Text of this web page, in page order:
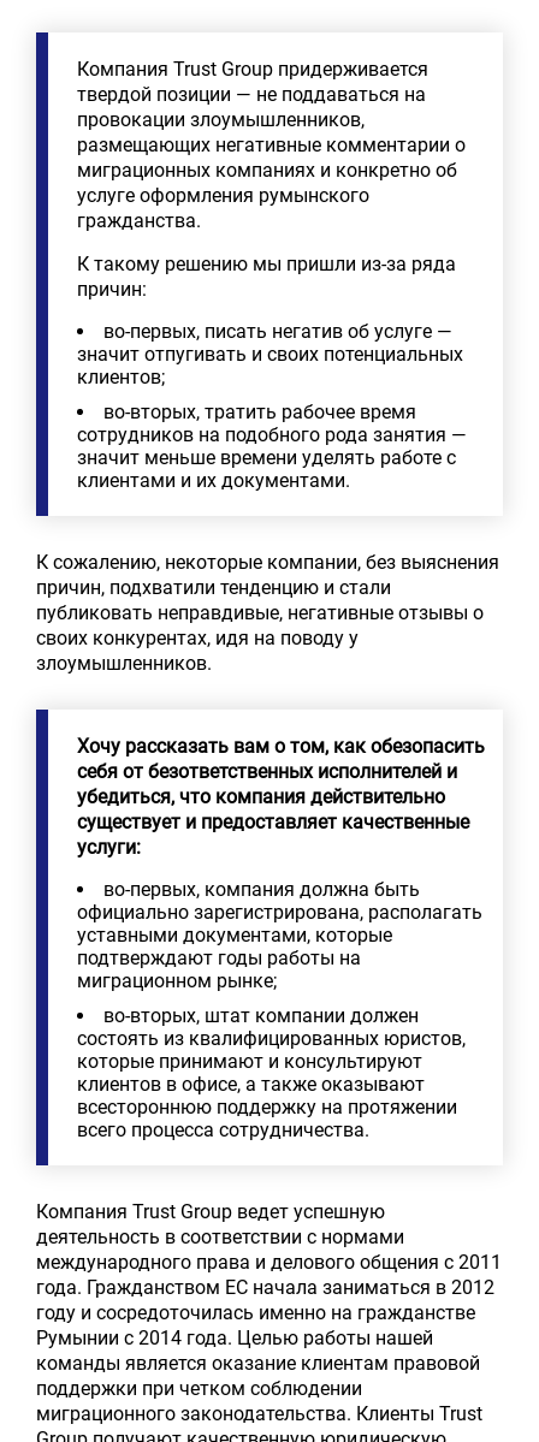
Компания Trust Group придерживается
твердой позиции — не поддаваться на
провокации злоумышленников,
размещающих негативные комментарии о
миграционных компаниях и конкретно об
услуге оформления румынского
гражданства.
К такому решению мы пришли из-за ряда
причин:
во-первых, писать негатив об услуге —
значит отпугивать и своих потенциальных
клиентов;
во-вторых, тратить рабочее время
сотрудников на подобного рода занятия —
значит меньше времени уделять работе с
клиентами и их документами.
К сожалению, некоторые компании, без выяснения
причин, подхватили тенденцию и стали
публиковать неправдивые, негативные отзывы о
своих конкурентах, идя на поводу у
злоумышленников.
Хочу рассказать вам о том, как обезопасить
себя от безответственных исполнителей и
убедиться, что компания действительно
существует и предоставляет качественные
услуги:
во-первых, компания должна быть
официально зарегистрирована, располагать
уставными документами, которые
подтверждают годы работы на
миграционном рынке;
во-вторых, штат компании должен
состоять из квалифицированных юристов,
которые принимают и консультируют
клиентов в офисе, а также оказывают
всестороннюю поддержку на протяжении
всего процесса сотрудничества.
Компания Trust Group ведет успешную
деятельность в соответствии с нормами
международного права и делового общения с 2011
года. Гражданством ЕС начала заниматься в 2012
году и сосредоточилась именно на гражданстве
Румынии с 2014 года. Целью работы нашей
команды является оказание клиентам правовой
поддержки при четком соблюдении
миграционного законодательства. Клиенты Trust